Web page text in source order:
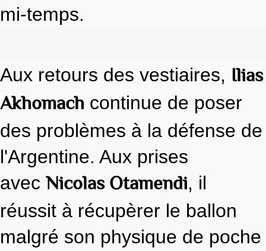
mi-temps.
Aux retours des vestiaires, Ilias
Akhomach continue de poser
des problèmes à la défense de
l'Argentine. Aux prises
avec Nicolas Otamendi, il
réussit à récupèrer le ballon
malgré son physique de poche